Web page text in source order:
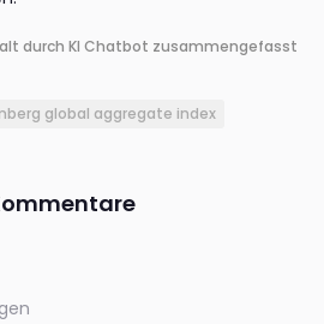
durch KI Chatbot zusammengefasst
global aggregate index